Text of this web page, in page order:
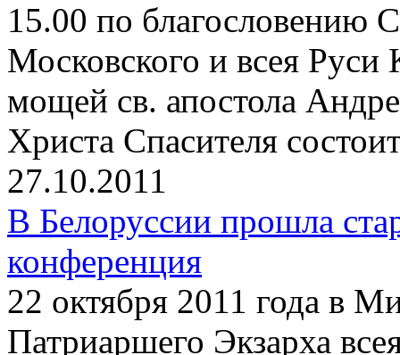
15.00 по благословению
Московского и всея Руси
мощей св. апостола
Христа Спасителя
27.10.2011
В Белоруссии прошла
конференция
22 октября 2011 года в
Патриаршего Экзарха